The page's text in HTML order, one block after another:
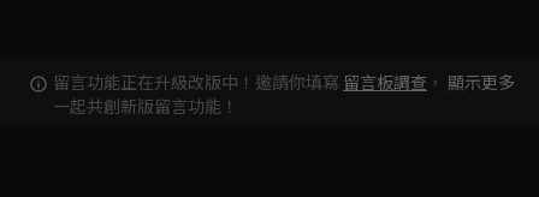
留言功能正在升級改版中！邀請你填寫 留言板調查 ，
一起共創新版留言功能！
顯示更多